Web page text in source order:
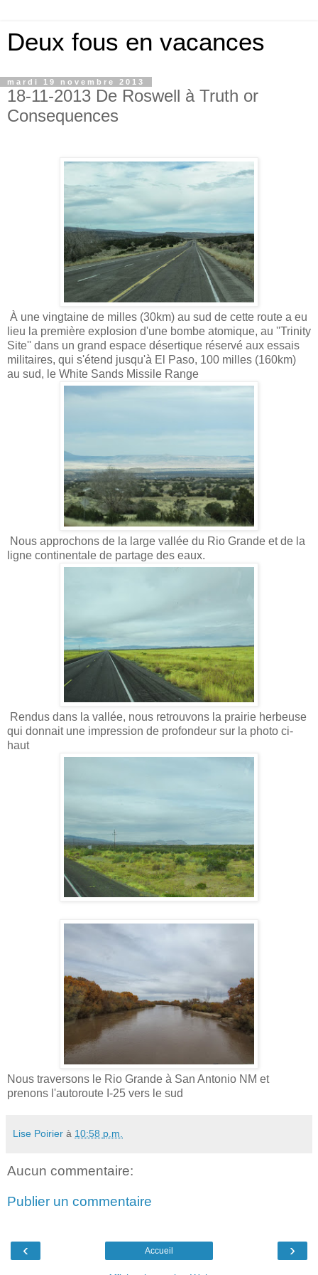
Deux fous en vacances
mardi 19 novembre 2013
18-11-2013 De Roswell à Truth or
Consequences
À une vingtaine de milles (30km) au sud de cette route a eu
lieu la première explosion d'une bombe atomique, au ''Trinity
Site'' dans un grand espace désertique réservé aux essais
militaires, qui s'étend jusqu'à El Paso, 100 milles (160km)
au sud, le White Sands Missile Range
Nous approchons de la large vallée du Rio Grande et de la
ligne continentale de partage des eaux.
Rendus dans la vallée, nous retrouvons la prairie herbeuse
qui donnait une impression de profondeur sur la photo ci-
haut
Nous traversons le Rio Grande à San Antonio NM et
prenons l'autoroute I-25 vers le sud
Lise Poirier à 10:58 p.m.
Aucun commentaire:
Publier un commentaire
‹ ›
Accueil